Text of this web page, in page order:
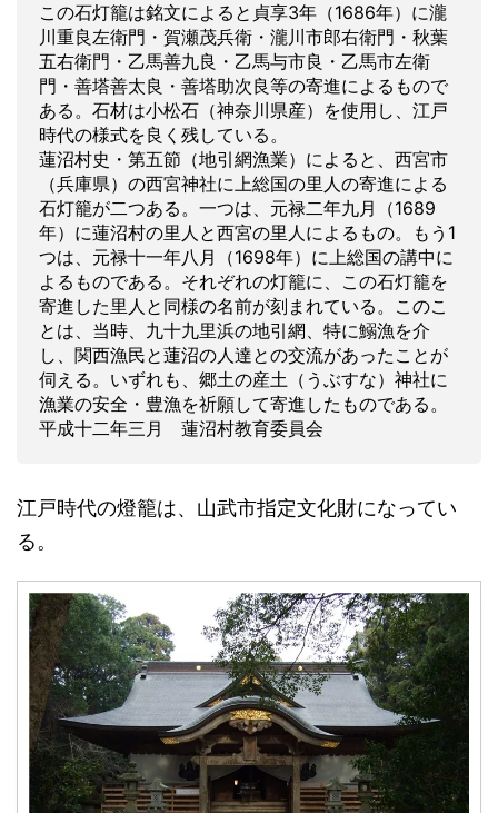
この石灯籠は銘文によると貞享3年（1686年）に瀧
川重良左衛門・賀瀬茂兵衛・瀧川市郎右衛門・秋葉
五右衛門・乙馬善九良・乙馬与市良・乙馬市左衛
門・善塔善太良・善塔助次良等の寄進によるもので
ある。石材は小松石（神奈川県産）を使用し、江戸
時代の様式を良く残している。
蓮沼村史・第五節（地引網漁業）によると、西宮市
（兵庫県）の西宮神社に上総国の里人の寄進による
石灯籠が二つある。一つは、元禄二年九月（1689
年）に蓮沼村の里人と西宮の里人によるもの。もう1
つは、元禄十一年八月（1698年）に上総国の講中に
よるものである。それぞれの灯籠に、この石灯籠を
寄進した里人と同様の名前が刻まれている。このこ
とは、当時、九十九里浜の地引網、特に鰯漁を介
し、関西漁民と蓮沼の人達との交流があったことが
伺える。いずれも、郷土の産土（うぶすな）神社に
漁業の安全・豊漁を祈願して寄進したものである。
平成十二年三月 蓮沼村教育委員会
江戸時代の燈籠は、山武市指定文化財になってい
る。